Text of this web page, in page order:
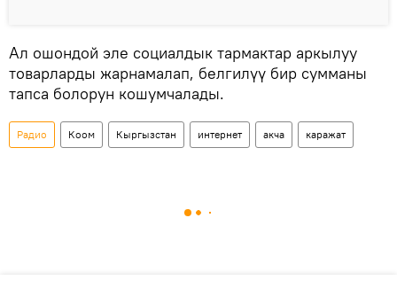
Ал ошондой эле социалдык тармактар аркылуу
товарларды жарнамалап, белгилүү бир сумманы
тапса болорун кошумчалады.
Радио Коом Кыргызстан интернет акча каражат